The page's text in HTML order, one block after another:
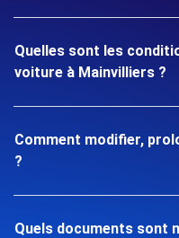
Quelles sont les
voiture à Mainvilliers ?
Comment modifier,
?
Quels documents sont